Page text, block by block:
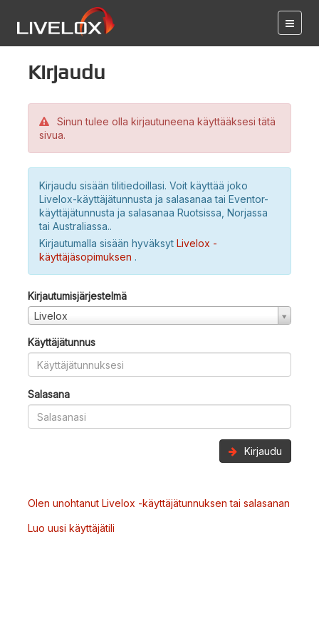
Kirjaudu
Sinun tulee olla kirjautuneena käyttääksesi tätä
sivua.
Kirjaudu sisään tilitiedoillasi. Voit käyttää joko
Livelox-käyttäjätunnusta ja salasanaa tai Eventor-
käyttäjätunnusta ja salasanaa Ruotsissa, Norjassa
tai Australiassa..
Kirjautumalla sisään hyväksyt Livelox -
käyttäjäsopimuksen .
Kirjautumisjärjestelmä
Livelox
Käyttäjätunnus
Salasana
Kirjaudu
Olen unohtanut Livelox -käyttäjätunnuksen tai salasanan
Luo uusi käyttäjätili